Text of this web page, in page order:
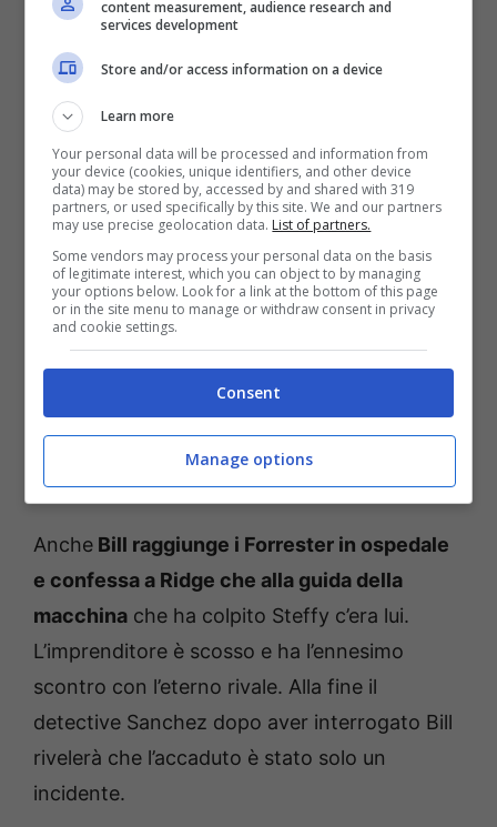
Leggi anche->Beautiful, Brooke
anticipazioni americane: pronta
a tutto, piano diabolico
Beautiful, la confessione di
Bill Spencer
Anche Bill raggiunge i Forrester in ospedale
e confessa a Ridge che alla guida della
macchina che ha colpito Steffy c’era lui.
L’imprenditore è scosso e ha l’ennesimo
scontro con l’eterno rivale. Alla fine il
detective Sanchez dopo aver interrogato Bill
rivelerà che l’accaduto è stato solo un
incidente.
content measurement, audience research and
services development
Store and/or access information on a device
Learn more
Your personal data will be processed and information from
your device (cookies, unique identifiers, and other device
data) may be stored by, accessed by and shared with 319
partners, or used specifically by this site. We and our partners
may use precise geolocation data. List of partners.
Some vendors may process your personal data on the basis
of legitimate interest, which you can object to by managing
your options below. Look for a link at the bottom of this page
or in the site menu to manage or withdraw consent in privacy
and cookie settings.
Consent
Manage options